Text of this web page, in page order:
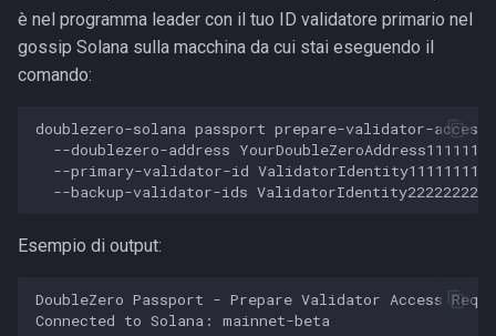
è nel programma leader con il tuo ID validatore primario nel
gossip Solana sulla macchina da cui stai eseguendo il
comando:
doublezero-solana passport prepare-validator-
--doublezero-address
--primary-validator-id
Esempio di output:
DoubleZero Passport - Prepare Validator Access
Connected to Solana: mainnet-beta